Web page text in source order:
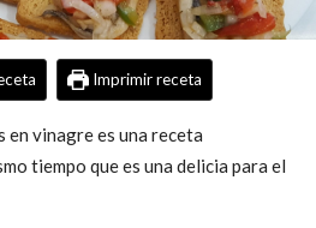
Imprimir receta
en vinagre es una receta
tiempo que es una delicia para el